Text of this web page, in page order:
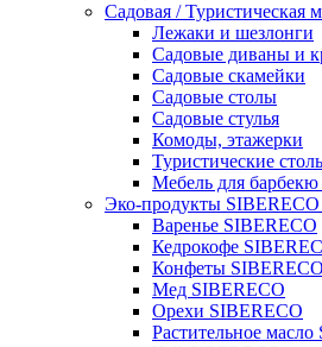
Садовая / Туристическая
Лежаки и шезлонги
Садовые диваны и
Садовые скамейки
Садовые столы
Садовые стулья
Комоды, этажерки
Туристические
Мебель для барбекю
Эко-продукты SIBERECO
Варенье SIBERECO
Кедрокофе
Конфеты SIBERECO
Мед SIBERECO
Орехи SIBERECO
Растительное